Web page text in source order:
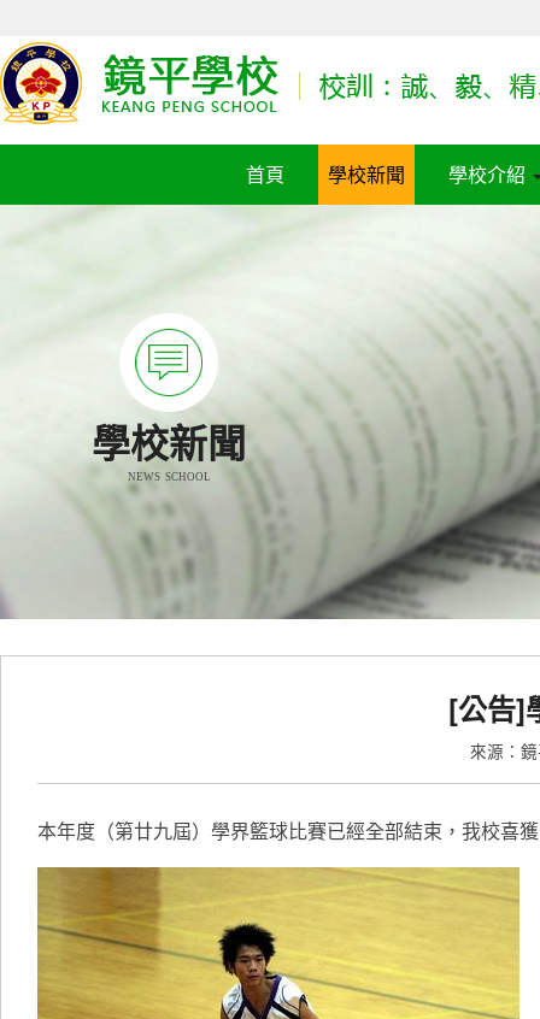
首頁 學校新聞 學校介紹
學校新聞
NEWS SCHOOL
[公告]
來源：
本年度（第廿九屆）學界籃球比賽已經全部結束，我校喜